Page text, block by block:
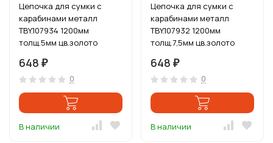
Цепочка для сумки с
карабинами металл
TBY.107934 1200мм
толщ.5мм цв.золото
648 ₽
0
В наличии
Цепочка для сумки с
карабинами металл
TBY.107932 1200мм
толщ.7,5мм цв.золото
648 ₽
0
В наличии